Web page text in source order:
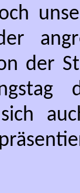
der
sich